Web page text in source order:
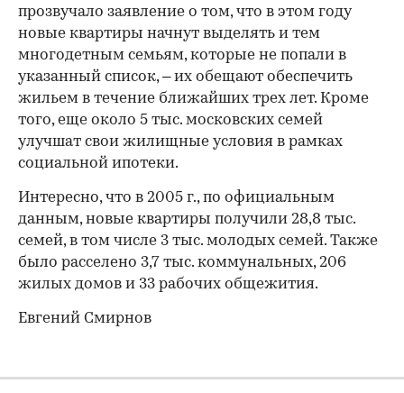
прозвучало заявление о том, что в этом году
новые квартиры начнут выделять и тем
многодетным семьям, которые не попали в
указанный список, – их обещают обеспечить
жильем в течение ближайших трех лет. Кроме
того, еще около 5 тыс. московских семей
улучшат свои жилищные условия в рамках
социальной ипотеки.
Интересно, что в 2005 г., по официальным
данным, новые квартиры получили 28,8 тыс.
семей, в том числе 3 тыс. молодых семей. Также
было расселено 3,7 тыс. коммунальных, 206
жилых домов и 33 рабочих общежития.
Евгений Смирнов